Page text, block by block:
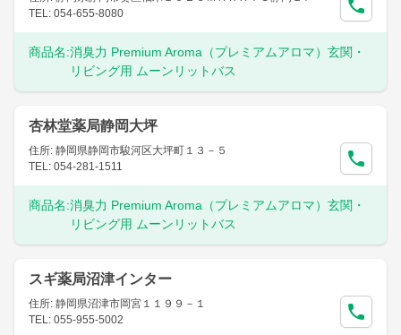
TEL: 054-655-8080
商品名:消臭力 Premium Aroma（プレミアムアロマ）玄関・
リビング用 ムーンリットバス
杏林堂薬局静岡大坪
住所: 静岡県静岡市駿河区大坪町１３－５
TEL: 054-281-1511
商品名:消臭力 Premium Aroma（プレミアムアロマ）玄関・
リビング用 ムーンリットバス
スギ薬局沼津インター
住所: 静岡県沼津市岡宮１１９９－１
TEL: 055-955-5002